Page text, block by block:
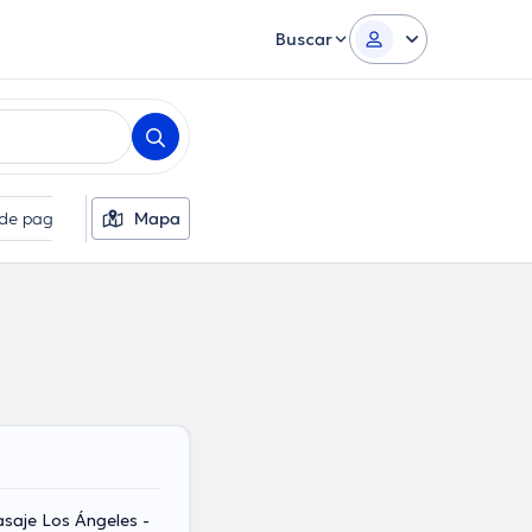
Buscar
pago Filtros suplementarios
Mapa
Los Ángeles -